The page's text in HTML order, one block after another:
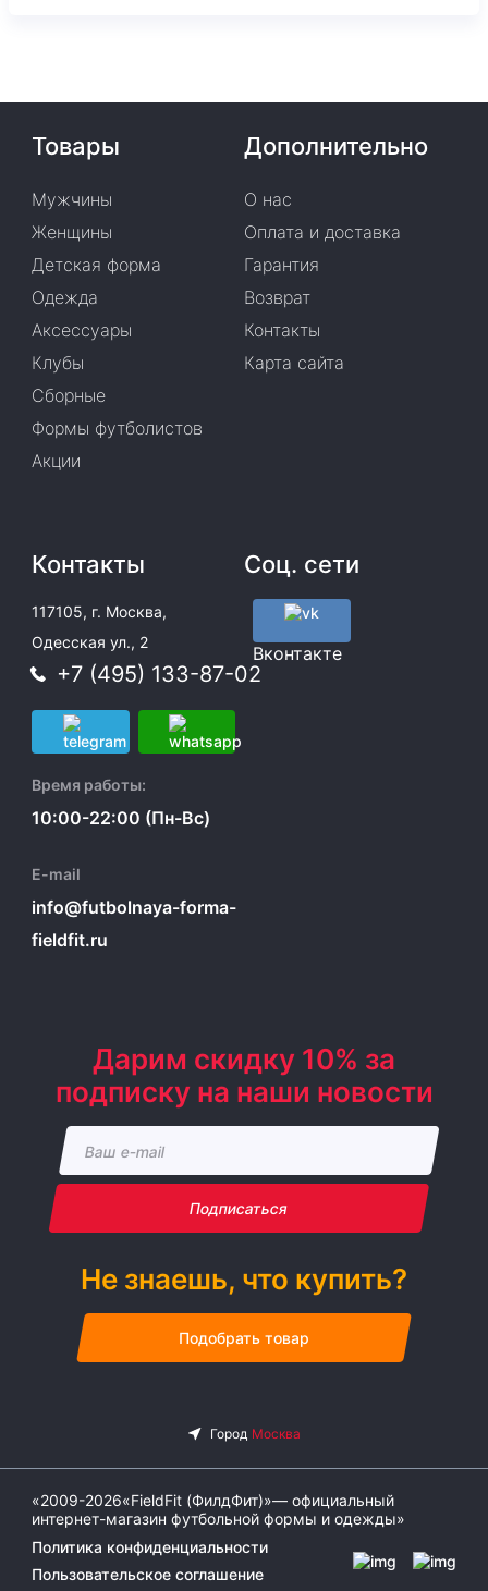
Товары
Мужчины
Женщины
Детская форма
Одежда
Аксессуары
Клубы
Сборные
Формы футболистов
Акции
Дополнительно
О нас
Оплата и доставка
Гарантия
Возврат
Контакты
Карта сайта
Контакты
117105, г. Москва,
Одесская ул., 2
+7 (495) 133-87-02
Время работы:
10:00-22:00 (Пн-Вс)
E-mail
info@futbolnaya-forma-
fieldfit.ru
Соц. сети
Вконтакте
Дарим скидку 10% за
подписку на наши новости
Подписаться
Не знаешь, что купить?
Подобрать товар
«2009-2026«FieldFit (ФилдФит)»— официальный
интернет-магазин футбольной формы и одежды»
Политика конфиденциальности
Пользовательское соглашение